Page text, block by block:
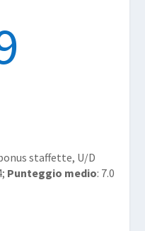
staffette, U/D
Punteggio medio: 7.0